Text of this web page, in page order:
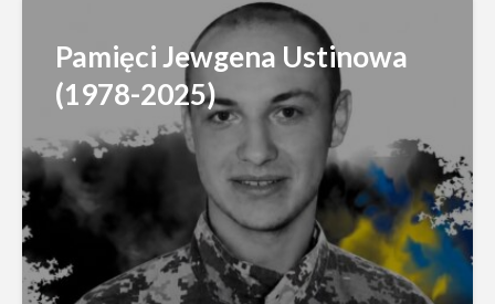
Pamięci Jewgena Ustinowa
(1978-2025)